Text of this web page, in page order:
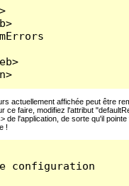
actuellement affichée peut être
ce faire, modifiez l'attribut
de l'application, de sorte qu'il
!
configuration